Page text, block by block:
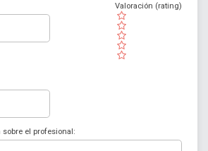
( )
( )
( )
( )
( )
Valoración (rating)
el profesional: